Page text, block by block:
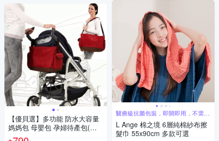
【優貝選】多功能 防水大容量
媽媽包 母嬰包 孕婦待產包(兩
色任選)
醫療級抗菌包裝，即開即用，不需先
清洗
L Ange 棉之境 6層純棉紗布擦
髮巾 55x90cm 多款可選